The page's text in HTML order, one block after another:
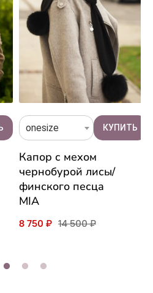
onesize
Капор с мехом
чернобурой лисы/
финского песца
MIA
8 750 ₽ 14 500 ₽